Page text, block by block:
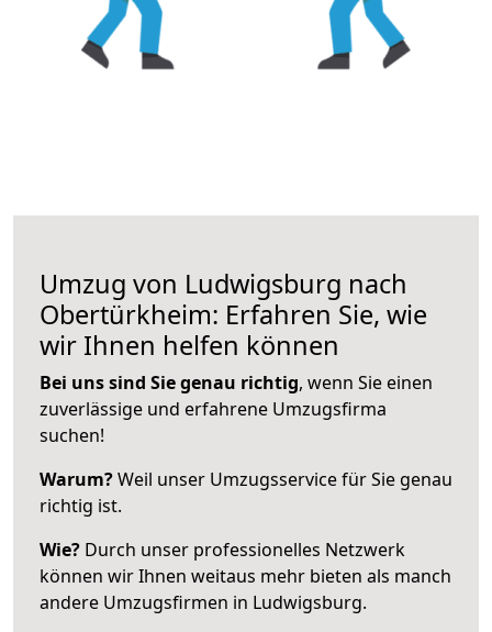
Umzug von Ludwigsburg nach
Obertürkheim: Erfahren Sie, wie
wir Ihnen helfen können
Bei uns sind Sie genau richtig, wenn Sie einen
zuverlässige und erfahrene Umzugsfirma
suchen!
Warum?Weil unser Umzugsservice für Sie genau
richtig ist.
Wie? Durch unser professionelles Netzwerk
können wir Ihnen weitaus mehr bieten als manch
andere Umzugsfirmen in Ludwigsburg.